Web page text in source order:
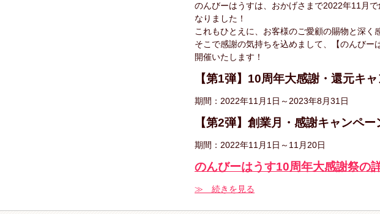
のんびーはうすは、おかげさまで2022年11月
なりました！
これもひとえに、お客様のご愛顧の賜物と深く
そこで感謝の気持ちを込めまして、【のんびー
開催いたします！
【第1弾】10周年大感謝・還元キ
期間：2022年11月1日～2023年8月31日
【第2弾】創業月・感謝キャンペー
期間：2022年11月1日～11月20日
のんびーはうす10周年大感謝祭の
≫ 続きを見る